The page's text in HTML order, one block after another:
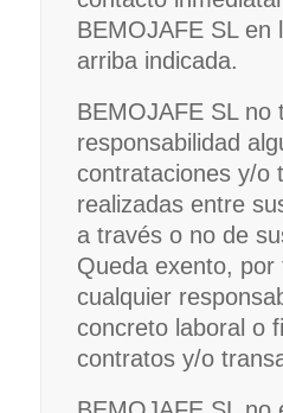
BEMOJAFE SL en
arriba indicada.
BEMOJAFE SL no
responsabilidad
contrataciones y/o
realizadas entre
a través o no de
Queda exento, por
cualquier
concreto laboral o
contratos y/o